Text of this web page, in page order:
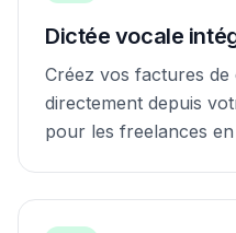
Dictée vocale
Créez vos factures
directement depuis
pour les freelances